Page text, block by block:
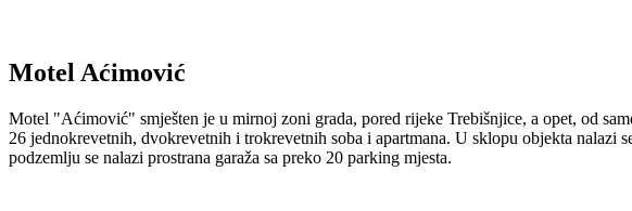
Motel Aćimović
Motel "Aćimović" smješten je u mirnoj zoni grada, pored rijeke Trebišnjice, a opet, od
26 jednokrevetnih, dvokrevetnih i trokrevetnih soba i apartmana. U sklopu objekta
podzemlju se nalazi prostrana garaža sa preko 20 parking mjesta.